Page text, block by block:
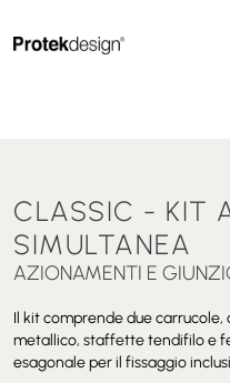
CLASSIC - KIT
SIMULTANEA
AZIONAMENTI E
Il kit comprende due
metallico, staffette tendifilo e
esagonale per il fissaggio